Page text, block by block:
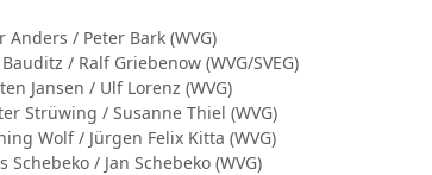
Anders / Peter Bark (WVG)
/ Ralf Griebenow (WVG/SVEG)
Jansen / Ulf Lorenz (WVG)
Strüwing / Susanne Thiel (WVG)
Wolf / Jürgen Felix Kitta (WVG)
Schebeko / Jan Schebeko (WVG)